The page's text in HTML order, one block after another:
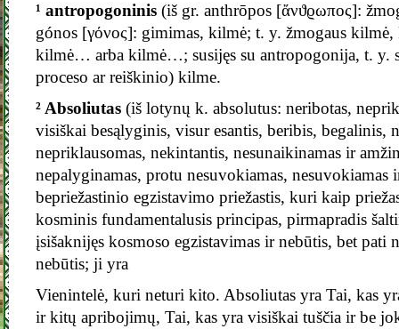
¹ antropogoninis (iš gr. anthrōpos [ἄνϑϱωπος]:
gónos [γόνος]: gimimas, kilmė; t. y. žmogaus
kilmė… arba kilmė…; susijęs su antropogonija, t. y.
proceso ar reiškinio) kilme.
² Absoliutas (iš lotynų k. absolutus: neribotas,
visiškai besąlyginis, visur esantis, beribis, begalinis,
nepriklausomas, nekintantis, nesunaikinamas ir
nepalyginamas, protu nesuvokiamas, nesuvokiamas
bepriežastinio egzistavimo priežastis, kuri kaip
kosminis fundamentalusis principas, pirmapradis
įsišaknijęs kosmoso egzistavimas ir nebūtis, bet pati
nebūtis; ji yra
Vienintelė, kuri neturi kito. Absoliutas yra Tai, kas
ir kitų apribojimų, Tai, kas yra visiškai tuščia ir be